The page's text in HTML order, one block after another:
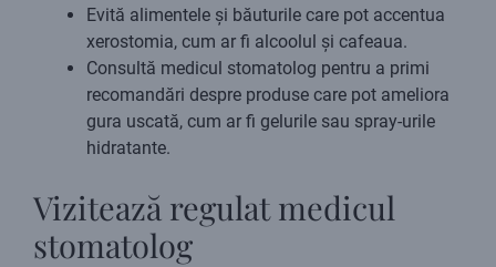
Evită alimentele și băuturile care pot accentua
xerostomia, cum ar fi alcoolul și cafeaua.
Consultă medicul stomatolog pentru a primi
recomandări despre produse care pot ameliora
gura uscată, cum ar fi gelurile sau spray-urile
hidratante.
Vizitează regulat medicul
stomatolog